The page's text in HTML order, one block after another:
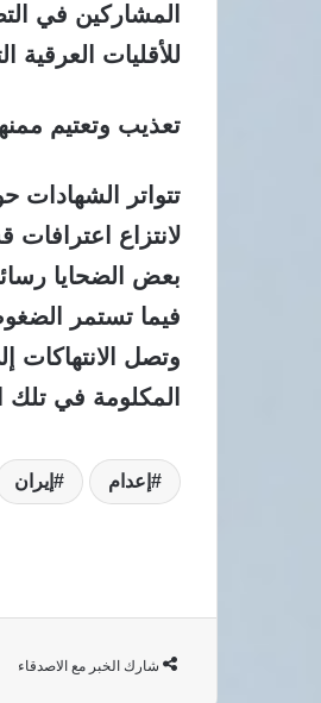
المشاركين في
للأقليات العرقية
تعذيب وتعتيم
تتواتر الشهادات
لانتزاع
بعض الضحايا
فيما تستمر
وتصل الانتهاكات
المكلومة في تلك
إعدام إيران
شارك الخبر مع الاصدقاء